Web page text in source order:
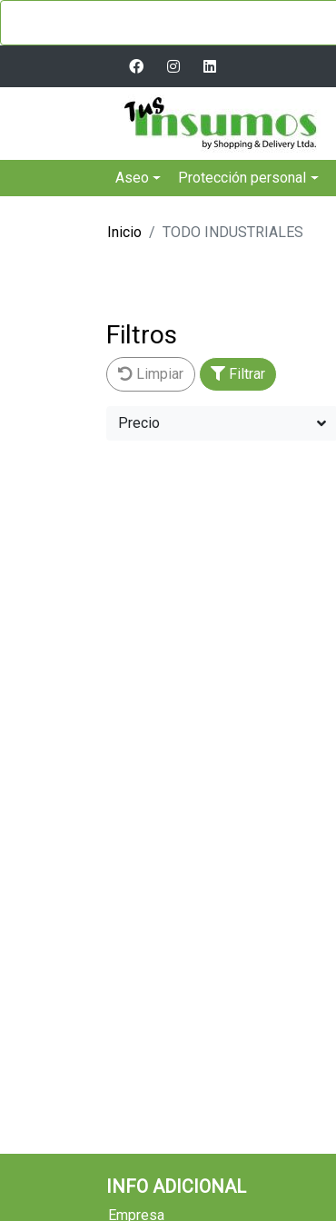
Aseo Protección personal
Inicio TODO INDUSTRIALES
Filtros
Limpiar Filtrar
Precio
INFO ADICIONAL
Empresa